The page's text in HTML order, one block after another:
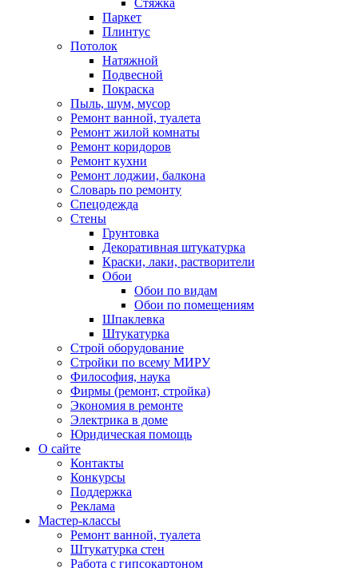
Стяжка
Паркет
Плинтус
Потолок
Натяжной
Подвесной
Покраска
Пыль, шум, мусор
Ремонт ванной, туалета
Ремонт жилой комнаты
Ремонт коридоров
Ремонт кухни
Ремонт лоджии, балкона
Словарь по ремонту
Спецодежда
Стены
Грунтовка
Декоративная штукатурка
Краски, лаки, растворители
Обои
Обои по видам
Обои по помещениям
Шпаклевка
Штукатурка
Строй оборудование
Стройки по всему МИРУ
Философия, наука
Фирмы (ремонт, стройка)
Экономия в ремонте
Электрика в доме
Юридическая помощь
О сайте
Контакты
Конкурсы
Поддержка
Реклама
Мастер-классы
Ремонт ванной, туалета
Штукатурка стен
Работа с гипсокартоном